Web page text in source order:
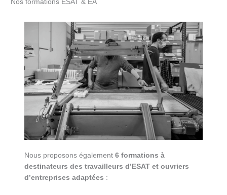
Nos formations ESAT & EA
Nous proposons également6 formations à
destinateurs des travailleurs d’ESAT et ouvriers
d’entreprises adaptées :